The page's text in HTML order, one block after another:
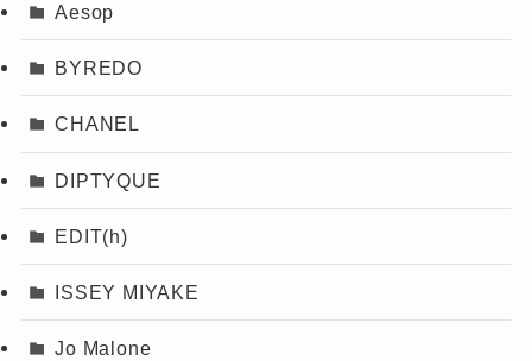
Aesop
BYREDO
CHANEL
DIPTYQUE
EDIT(h)
ISSEY MIYAKE
Jo Malone